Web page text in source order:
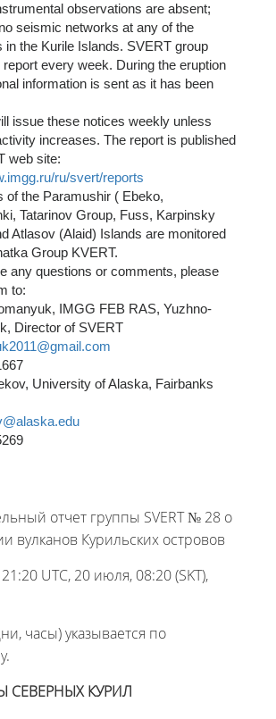
observations are absent;
seismic networks at any of the
in the Kurile Islands. SVERT group
every week. During the eruption
information is sent as it has been
issue these notices weekly unless
increases. The report is published
web site:
ru/svert/reports
of the Paramushir ( Ebeko,
Tatarinov Group, Fuss, Karpinsky
Atlasov (Alaid) Islands are monitored
Group KVERT.
any questions or comments, please
to:
IMGG FEB RAS, Yuzhno-
Director of SVERT
University of Alaska, Fairbanks
отчет группы SVERT № 28 о
вулканов Курильских островов
UTC, 20 июля, 08:20 (SKT),
часы) указывается по
СЕВЕРНЫХ КУРИЛ